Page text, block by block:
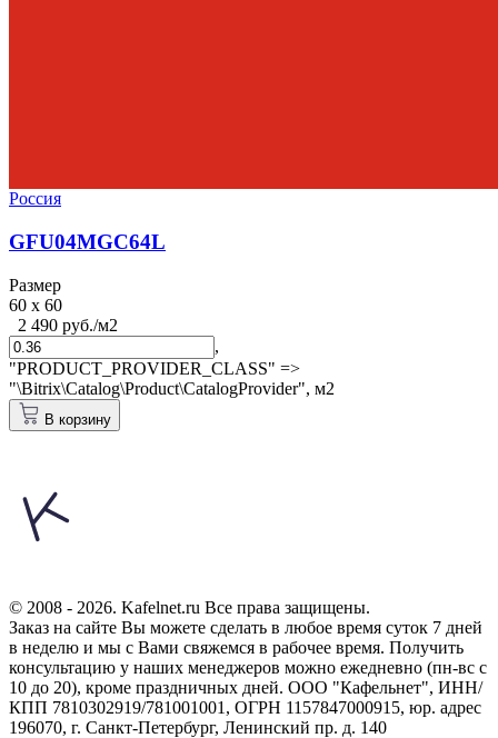
Россия
GFU04MGC64L
Размер
60 x 60
2 490 руб./м2
,
"PRODUCT_PROVIDER_CLASS" =>
"\Bitrix\Catalog\Product\CatalogProvider", м2
В корзину
© 2008 - 2026. Kafelnet.ru Все права защищены.
Заказ на сайте Вы можете сделать в любое время суток 7 дней
в неделю и мы с Вами свяжемся в рабочее время. Получить
консультацию у наших менеджеров можно ежедневно (пн-вс с
10 до 20), кроме праздничных дней. ООО "Кафельнет", ИНН/
КПП 7810302919/781001001, ОГРН 1157847000915, юр. адрес
196070, г. Санкт-Петербург, Ленинский пр. д. 140